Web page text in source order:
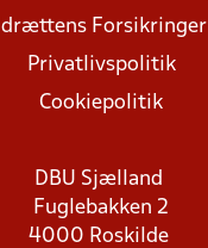
Idrættens Forsikringer
Privatlivspolitik
Cookiepolitik
DBU Sjælland
Fuglebakken 2
4000 Roskilde